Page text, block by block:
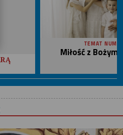
TEMAT
Miłość z